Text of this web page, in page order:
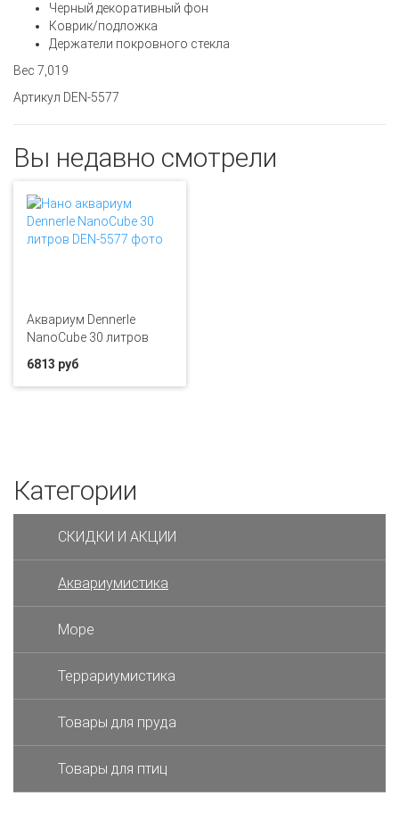
Черный декоративный фон
Коврик/подложка
Держатели покровного стекла
Вес 7,019
Артикул DEN-5577
Вы недавно смотрели
Аквариум Dennerle
NanoCube 30 литров
6813 руб
Категории
СКИДКИ И АКЦИИ
Аквариумистика
Море
Террариумистика
Товары для пруда
Товары для птиц